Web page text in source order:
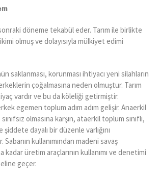
sonraki döneme tekabül eder. Tarım ile birlikte
olmuş ve dolayısıyla mülkiyet edimi
saklanması, korunması ihtiyacı yeni silahların
çoğalmasına neden olmuştur. Tarım
vardır ve bu da köleliği getirmiştir.
egemen toplum adım adım gelişir. Anaerkil
olmasına karşın, ataerkil toplum sınıflı,
dayalı bir düzenle varlığını
kullanımından madeni savaş
kadar üretim araçlarının kullanımı ve denetimi
geçer.